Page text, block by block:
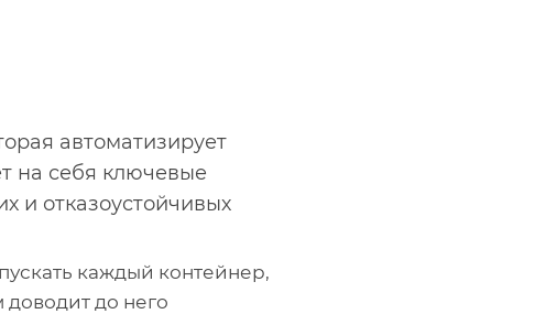
автоматизирует
на себя ключевые
и отказоустойчивых
каждый контейнер,
до него